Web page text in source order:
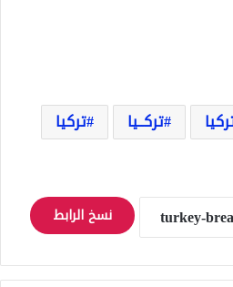
تركــيا
تركيا
نسخ الرابط